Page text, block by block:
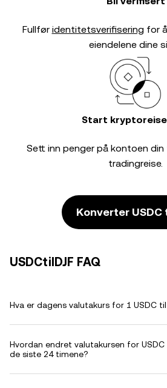
Fullfør identitetsverifisering for
eiendelene dine
Start
Sett inn penger på kontoen
tradingreise.
Konverter USDC
USDCtilDJF FAQ
Hva er dagens valutakurs for 1 USDC til
Hvordan endret valutakursen for USDC
de siste 24 timene?